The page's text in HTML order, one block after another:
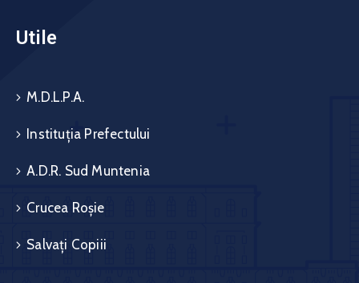
Utile
M.D.L.P.A.
Instituția Prefectului
A.D.R. Sud Muntenia
Crucea Roșie
Salvați Copiii